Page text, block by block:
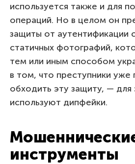
используется также и для
операций. Но в целом он
защиты от
статичных фотографий,
тем или иным способом
в том, что преступники уже
обходить эту защиту, — для
используют дипфейки.
инструменты